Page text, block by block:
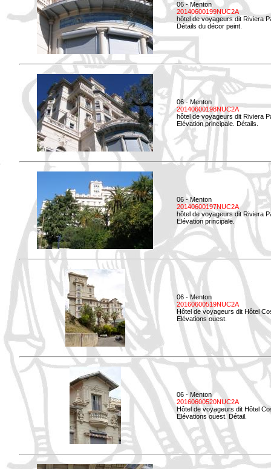
06 - Menton
20140600199NUC2A
hôtel de voyageurs dit Riviera
Détails du décor peint.
06 - Menton
20140600198NUC2A
hôtel de voyageurs dit Riviera
Elévation principale. Détails.
06 - Menton
20140600197NUC2A
hôtel de voyageurs dit Riviera
Elévation principale.
06 - Menton
20160600519NUC2A
Hôtel de voyageurs dit Hôtel
Elévations ouest.
06 - Menton
20160600520NUC2A
Hôtel de voyageurs dit Hôtel
Elévations ouest. Détail.